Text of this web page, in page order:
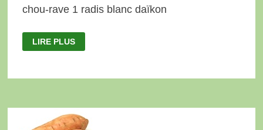
chou-rave 1 radis blanc daïkon
PANIER
DU
26
LIRE PLUS